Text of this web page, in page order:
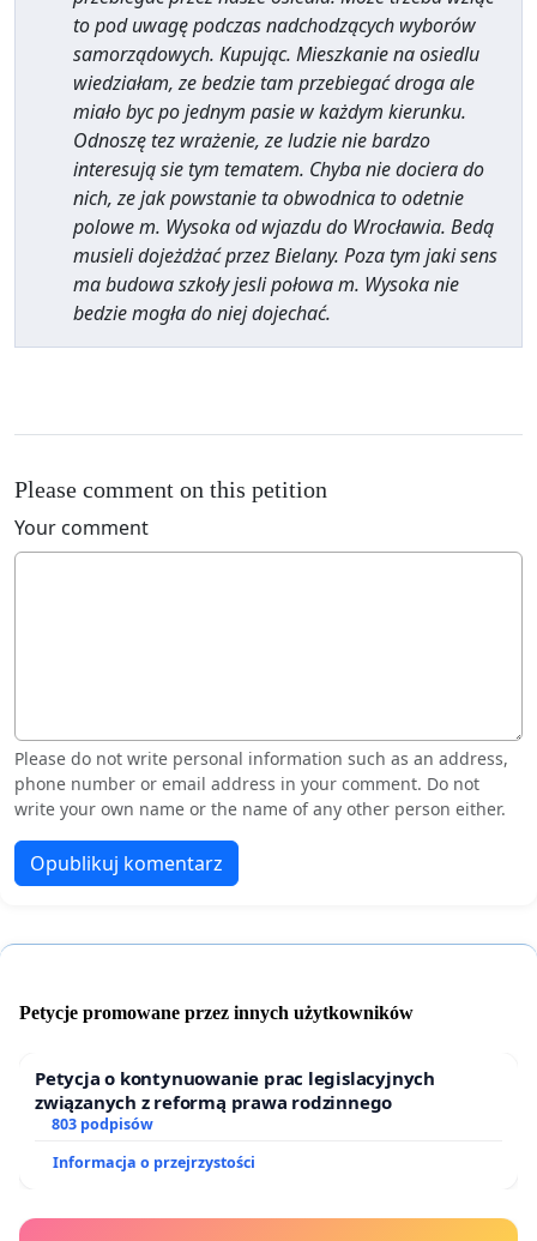
to pod uwagę podczas nadchodzących wyborów
samorządowych. Kupując. Mieszkanie na osiedlu
wiedziałam, ze bedzie tam przebiegać droga ale
miało byc po jednym pasie w każdym kierunku.
Odnoszę tez wrażenie, ze ludzie nie bardzo
interesują sie tym tematem. Chyba nie dociera do
nich, ze jak powstanie ta obwodnica to odetnie
polowe m. Wysoka od wjazdu do Wrocławia. Bedą
musieli dojeżdżać przez Bielany. Poza tym jaki sens
ma budowa szkoły jesli połowa m. Wysoka nie
bedzie mogła do niej dojechać.
Please comment on this petition
Your comment
Please do not write personal information such as an address,
phone number or email address in your comment. Do not
write your own name or the name of any other person either.
Opublikuj komentarz
Petycje promowane przez innych użytkowników
Petycja o kontynuowanie prac legislacyjnych
związanych z reformą prawa rodzinnego
803 podpisów
Informacja o przejrzystości